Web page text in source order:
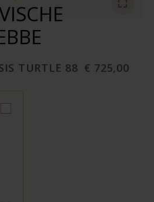
TURTLE 88 € 725,00